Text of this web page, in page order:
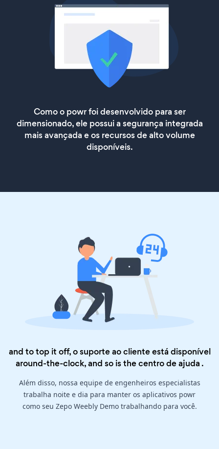
Como o powr foi desenvolvido para ser
dimensionado, ele possui a segurança integrada
mais avançada e os recursos de alto volume
disponíveis.
and to top it off, o suporte ao cliente está disponível
around-the-clock, and so is thecentro de ajuda .
Além disso, nossa equipe de engenheiros especialistas
trabalha noite e dia para manter os aplicativos powr
como seu Zepo Weebly Demo trabalhando para você.